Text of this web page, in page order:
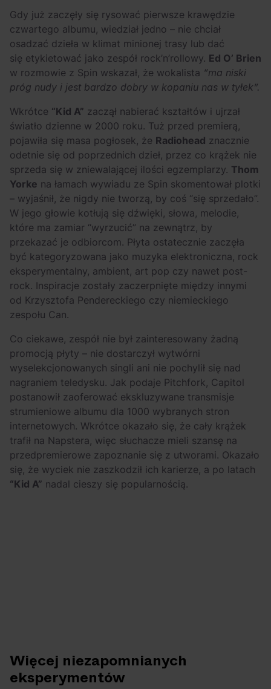
Gdy już zaczęły się rysować pierwsze krawędzie
czwartego albumu, wiedział jedno – nie chciał
osadzać dzieła w klimat minionej trasy lub dać
się etykietować jako zespół rock’n’rollowy. Ed O’ Brien
w rozmowie z Spin wskazał, że wokalista “ma niski
próg nudy i jest bardzo dobry w kopaniu nas w tyłek”.
Wkrótce “Kid A” zaczął nabierać kształtów i ujrzał
światło dzienne w 2000 roku. Tuż przed premierą,
pojawiła się masa pogłosek, że Radiohead znacznie
odetnie się od poprzednich dzieł, przez co krążek nie
sprzeda się w zniewalającej ilości egzemplarzy. Thom
Yorke na łamach wywiadu ze Spin skomentował plotki
– wyjaśnił, że nigdy nie tworzą, by coś “się sprzedało”.
W jego głowie kotłują się dźwięki, słowa, melodie,
które ma zamiar “wyrzucić” na zewnątrz, by
przekazać je odbiorcom. Płyta ostatecznie zaczęła
być kategoryzowana jako muzyka elektroniczna, rock
eksperymentalny, ambient, art pop czy nawet post-
rock. Inspiracje zostały zaczerpnięte między innymi
od Krzysztofa Pendereckiego czy niemieckiego
zespołu Can.
Co ciekawe, zespół nie był zainteresowany żadną
promocją płyty – nie dostarczył wytwórni
wyselekcjonowanych singli ani nie pochylił się nad
nagraniem teledysku. Jak podaje Pitchfork, Capitol
postanowił zaoferować ekskluzywane transmisje
strumieniowe albumu dla 1000 wybranych stron
internetowych. Wkrótce okazało się, że cały krążek
trafił na Napstera, więc słuchacze mieli szansę na
przedpremierowe zapoznanie się z utworami. Okazało
się, że wyciek nie zaszkodził ich karierze, a po latach
“Kid A” nadal cieszy się popularnością.
Więcej niezapomnianych
eksperymentów